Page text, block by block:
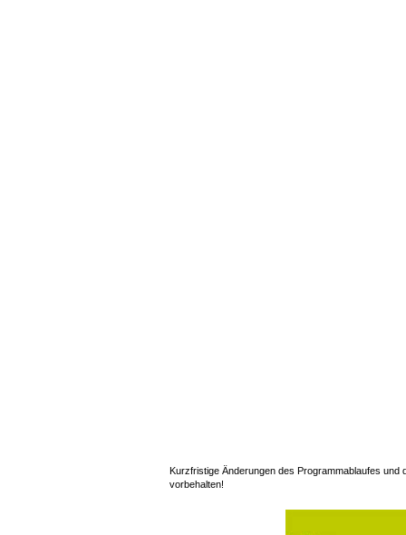
Kurzfristige Änderungen des Programmablaufes und
vorbehalten!